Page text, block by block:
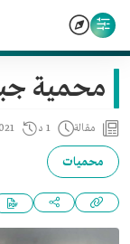
محمية
مقالة 1 د
محميات